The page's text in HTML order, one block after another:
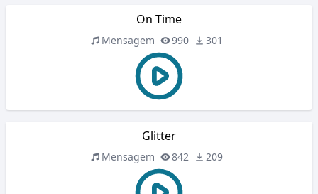
On Time
Mensagem 990 301
Glitter
Mensagem 842 209